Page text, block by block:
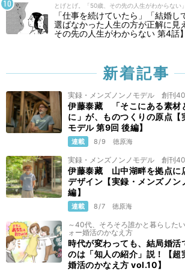
とげとげ。「50歳、その先の人生がわからない」
「仕事を続けていたら」「結婚
選ばなかった人生の方が正解に見
その先の人生がわからない 第4話】
新着記事
実録・メンズノンノモデル 創刊
伊藤泰藏 「そこにある素材
に」が、ものつくりの原点【
モデル 第9回 後編】
連載 8/9 徳原海
実録・メンズノンノモデル 創刊
伊藤泰藏 山中湖畔を拠点に
デザイン【実録・メンズノン
編】
連載 8/7 徳原海
～40代、そろそろ誰かと暮らし
ォー婚活のかなえ方
時代が変わっても、結局婚活
のは「知人の紹介」説！【
婚活のかなえ方 vol.10】